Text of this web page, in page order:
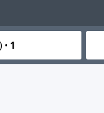
Filtre(s) • 1